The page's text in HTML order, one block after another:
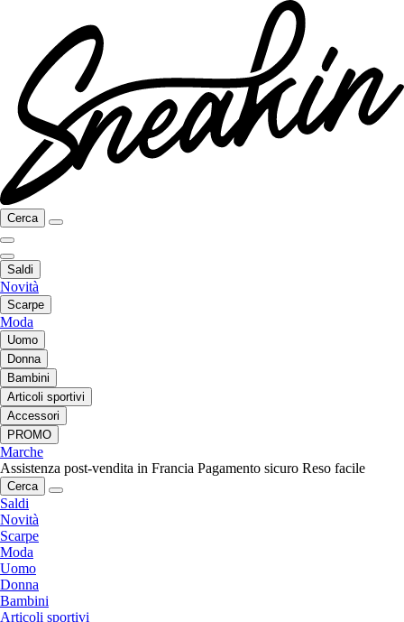
Cerca
Saldi
Novità
Scarpe
Moda
Uomo
Donna
Bambini
Articoli sportivi
Accessori
PROMO
Marche
Assistenza post-vendita in Francia Pagamento sicuro Reso facile
Cerca
Saldi
Novità
Scarpe
Moda
Uomo
Donna
Bambini
Articoli sportivi